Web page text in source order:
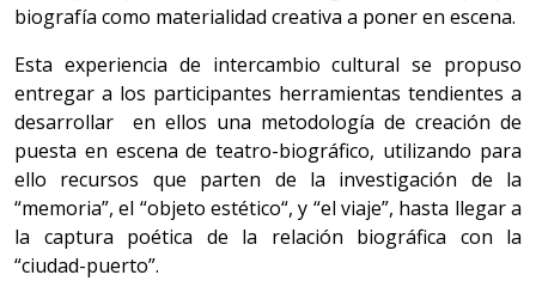
biografía como materialidad creativa a poner en escena.
Esta experiencia de intercambio cultural se propuso
entregar a los participantes herramientas tendientes a
desarrollar en ellos una metodología de creación de
puesta en escena de teatro-biográfico, utilizando para
ello recursos que parten de la investigación de la
“memoria”, el “objeto estético“, y “el viaje”, hasta llegar a
la captura poética de la relación biográfica con la
“ciudad-puerto”.